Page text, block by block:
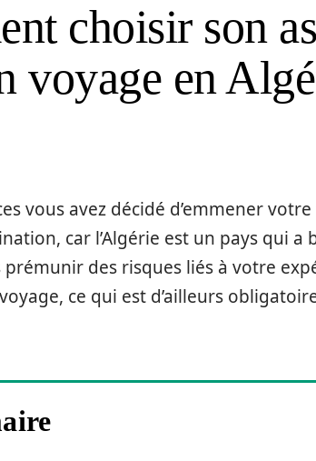
choisir son
voyage en
vous avez décidé d’emmener
car l’Algérie est un pays qui a
des risques liés à votre
ce qui est d’ailleurs